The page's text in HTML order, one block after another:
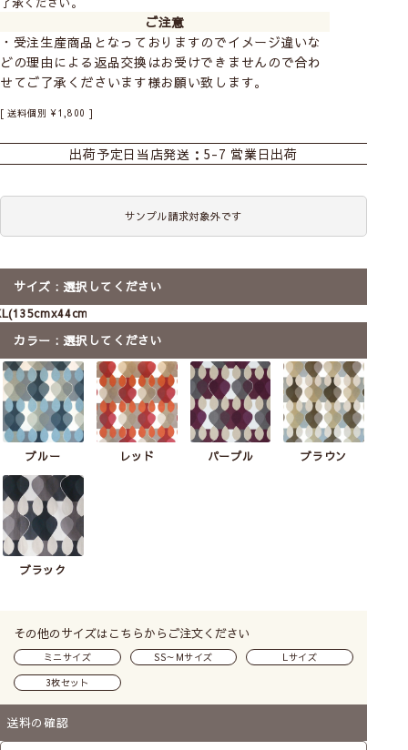
boras cotton－ボラスコットン－
スウェーデンの歴史あるファブリックメーカー。
ボラスのデザインは絵画的ともいえる北欧らしさ
ョンを受けたデザインは家庭でも公共の場でも愛
されています。
boras cottonをすべて見る
ご注意
・受注生産商品となっておりますのでイメージ違いな
どの理由による返品交換はお受けできませんので合わ
せてご了承くださいます様お願い致します。
クッションカバー ファブリックパネル
3枚セット
へ
【北欧雑貨】ファブリック
パネル マラガ｜boras
cotton(約18x26)ミニ
送料無料
ミニ
ラッピング可
2,600 税込
へ
送料個別 ¥1,800
出荷予定日 当店発送：5-7 営業日出荷
サンプル請求対象外です
カラー 選択してください
ブルー レッド パープル ブラウン
ブラック
サイズ 選択してください
その他のサイズはこちらからご注文ください
ミニサイズ SS～Mサイズ
Lサイズ
3枚セット
送料の確認